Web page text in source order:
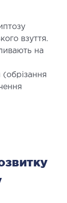
взуття.
на
(обрізання